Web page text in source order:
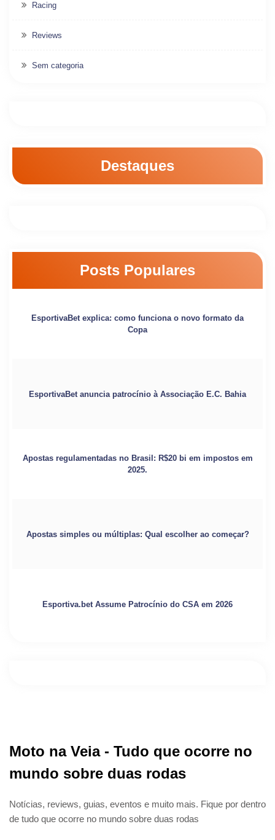
Racing
Reviews
Sem categoria
Destaques
Posts Populares
EsportivaBet explica: como funciona o novo formato da
Copa
EsportivaBet anuncia patrocínio à Associação E.C. Bahia
Apostas regulamentadas no Brasil: R$20 bi em impostos em
2025.
Apostas simples ou múltiplas: Qual escolher ao começar?
Esportiva.bet Assume Patrocínio do CSA em 2026
Moto na Veia - Tudo que ocorre no
mundo sobre duas rodas
Notícias, reviews, guias, eventos e muito mais. Fique por dentro
de tudo que ocorre no mundo sobre duas rodas